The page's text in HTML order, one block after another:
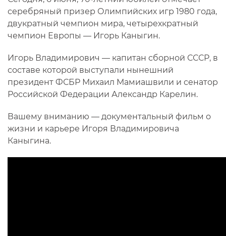
серебряный призер Олимпийских игр 1980 года,
двукратный чемпион мира, четырехкратный
чемпион Европы — Игорь Каныгин.
Игорь Владимирович — капитан сборной СССР, в
составе которой выступали нынешний
президент ФСБР Михаил Мамиашвили и сенатор
Российской Федерации Александр Карелин.
Вашему вниманию — документальный фильм о
жизни и карьере Игоря Владимировича
Каныгина.